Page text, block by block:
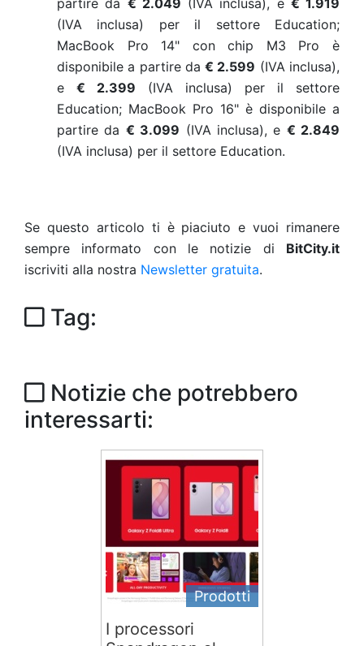
(IVA inclusa) per il settore Education;
MacBook Pro 14" con chip M3 Pro è
disponibile a partire da € 2.599 (IVA inclusa),
e € 2.399
(IVA inclusa) per il settore
Education; MacBook Pro 16" è disponibile a
partire da € 3.099 (IVA inclusa), e € 2.849
(IVA inclusa) per il settore Education.
Se questo articolo ti è piaciuto e vuoi rimanere
sempre informato con le notizie di BitCity.it
iscriviti alla nostra Newsletter gratuita.
Tag:
Notizie che potrebbero
interessarti:
Prodotti
I processori